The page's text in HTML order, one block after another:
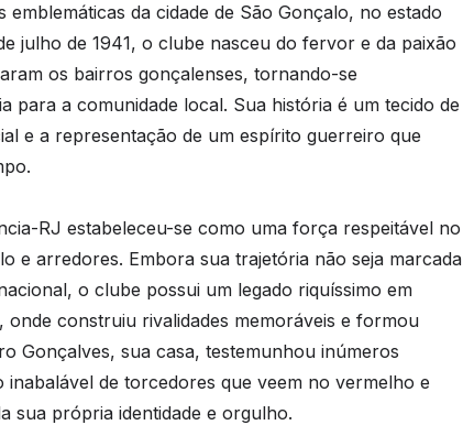
emblemáticas da cidade de São Gonçalo, no estado
julho de 1941, o clube nasceu do fervor e da paixão
os bairros gonçalenses, tornando-se
para a comunidade local. Sua história é um tecido de
e a representação de um espírito guerreiro que
RJ estabeleceu-se como uma força respeitável no
e arredores. Embora sua trajetória não seja marcada
o clube possui um legado riquíssimo em
onde construiu rivalidades memoráveis e formou
Gonçalves, sua casa, testemunhou inúmeros
de torcedores que veem no vermelho e
sua própria identidade e orgulho.